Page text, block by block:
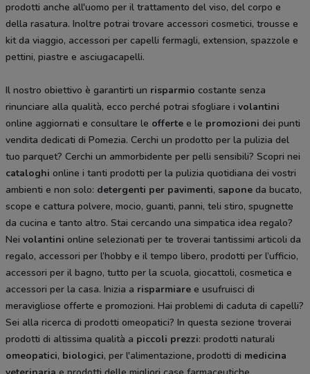
prodotti anche all'uomo per il trattamento del viso, del corpo e
della rasatura. Inoltre potrai trovare accessori cosmetici, trousse e
kit da viaggio, accessori per capelli fermagli, extension, spazzole e
pettini, piastre e asciugacapelli.
Il nostro obiettivo è garantirti un risparmio costante senza
rinunciare alla qualità, ecco perché potrai sfogliare i volantini
online aggiornati e consultare le offerte e le promozioni dei punti
vendita dedicati di Pomezia. Cerchi un prodotto per la pulizia del
tuo parquet? Cerchi un ammorbidente per pelli sensibili? Scopri nei
cataloghi online i tanti prodotti per la pulizia quotidiana dei vostri
ambienti e non solo: detergenti per pavimenti, sapone da bucato,
scope e cattura polvere, mocio, guanti, panni, teli stiro, spugnette
da cucina e tanto altro. Stai cercando una simpatica idea regalo?
Nei volantini online selezionati per te troverai tantissimi articoli da
regalo, accessori per l’hobby e il tempo libero, prodotti per l’ufficio,
accessori per il bagno, tutto per la scuola, giocattoli, cosmetica e
accessori per la casa. Inizia a risparmiare e usufruisci di
meravigliose offerte e promozioni. Hai problemi di caduta di capelli?
Sei alla ricerca di prodotti omeopatici? In questa sezione troverai
prodotti di altissima qualità a piccoli prezzi: prodotti naturali
omeopatici, biologici, per l'alimentazione, prodotti di medicina